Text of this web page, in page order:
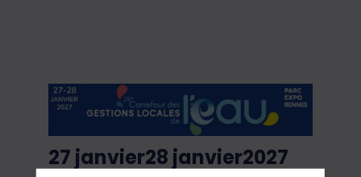
27 janvier28 janvier2027